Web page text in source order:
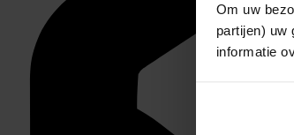
Om uw
partijen) uw
informatie